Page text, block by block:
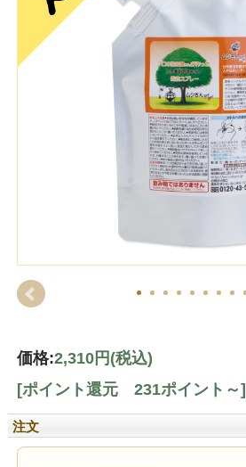
価格:2,310円 (税込)
[ポイント還元 231ポイント～]
注文